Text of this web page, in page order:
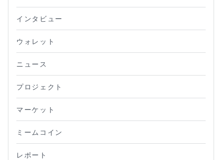
インタビュー
ウォレット
ニュース
プロジェクト
マーケット
ミームコイン
レポート